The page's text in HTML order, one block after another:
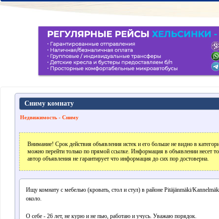
Сниму комнату
Недвижимость - Сниму
Внимание! Срок действия объявления истек и его больше не видно в
можно перейти только по прямой ссылке. Информация в объявлении несет
автор объявления не гарантирует что информация до сих пор достоверна.
Ищу комнату с мебелью (кровать, стол и стул) в районе Pitäjänmäki/
около.
О себе - 26 лет, не курю и не пью, работаю и учусь. Уважаю порядок.